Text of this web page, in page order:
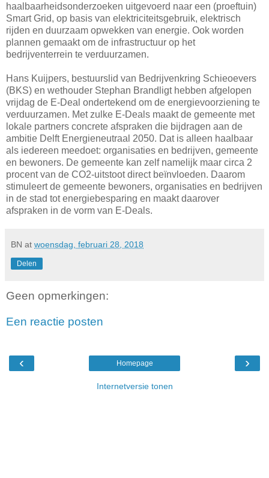
haalbaarheidsonderzoeken uitgevoerd naar een (proeftuin)
Smart Grid, op basis van elektriciteitsgebruik, elektrisch
rijden en duurzaam opwekken van energie. Ook worden
plannen gemaakt om de infrastructuur op het
bedrijventerrein te verduurzamen.
Hans Kuijpers, bestuurslid van Bedrijvenkring Schieoevers
(BKS) en wethouder Stephan Brandligt hebben afgelopen
vrijdag de E-Deal ondertekend om de energievoorziening te
verduurzamen. Met zulke E-Deals maakt de gemeente met
lokale partners concrete afspraken die bijdragen aan de
ambitie Delft Energieneutraal 2050. Dat is alleen haalbaar
als iedereen meedoet: organisaties en bedrijven, gemeente
en bewoners. De gemeente kan zelf namelijk maar circa 2
procent van de CO2-uitstoot direct beïnvloeden. Daarom
stimuleert de gemeente bewoners, organisaties en bedrijven
in de stad tot energiebesparing en maakt daarover
afspraken in de vorm van E-Deals.
BN at woensdag, februari 28, 2018
Delen
Geen opmerkingen:
Een reactie posten
‹ ›
Homepage
Internetversie tonen